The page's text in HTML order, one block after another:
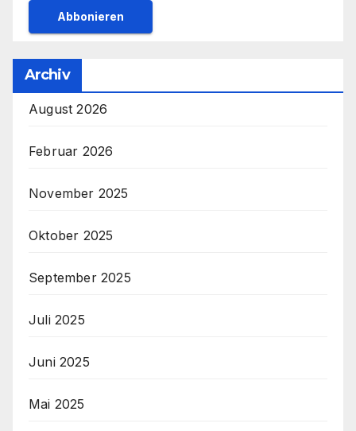
Archiv
August 2026
Februar 2026
November 2025
Oktober 2025
September 2025
Juli 2025
Juni 2025
Mai 2025